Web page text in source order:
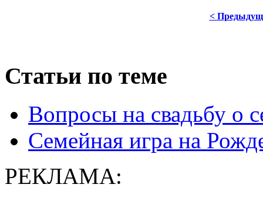
<
Статьи по теме
Вопросы на свадьбу о
Семейная игра на
РЕКЛАМА: